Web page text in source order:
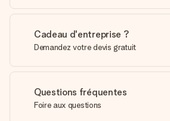
Cadeau d'entreprise ?
Demandez votre devis gratuit
Questions fréquentes
Foire aux questions